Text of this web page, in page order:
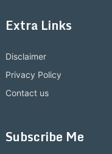
Extra Links
Disclaimer
Privacy Policy
Contact us
Subscribe Me